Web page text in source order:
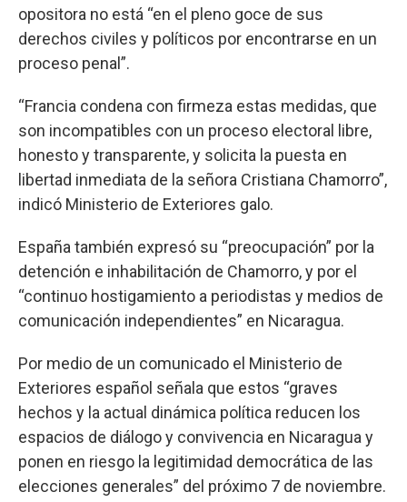
opositora no está “en el pleno goce de sus
derechos civiles y políticos por encontrarse en un
proceso penal”.
“Francia condena con firmeza estas medidas, que
son incompatibles con un proceso electoral libre,
honesto y transparente, y solicita la puesta en
libertad inmediata de la señora Cristiana Chamorro”,
indicó Ministerio de Exteriores galo.
España también expresó su “preocupación” por la
detención e inhabilitación de Chamorro, y por el
“continuo hostigamiento a periodistas y medios de
comunicación independientes” en Nicaragua.
Por medio de un comunicado el Ministerio de
Exteriores español señala que estos “graves
hechos y la actual dinámica política reducen los
espacios de diálogo y convivencia en Nicaragua y
ponen en riesgo la legitimidad democrática de las
elecciones generales” del próximo 7 de noviembre.